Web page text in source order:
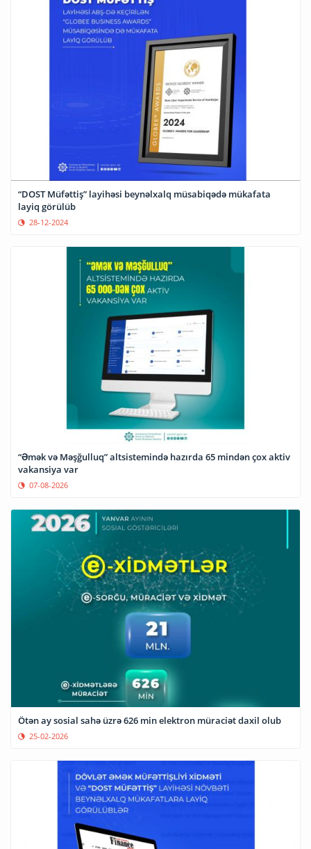
“DOST Müfəttiş” layihəsi beynəlxalq müsabiqədə mükafata
layiq görülüb
28-12-2024
“Əmək və Məşğulluq” altsistemində hazırda 65 mindən çox aktiv
vakansiya var
07-08-2026
Ötən ay sosial sahə üzrə 626 min elektron müraciət daxil olub
25-02-2026